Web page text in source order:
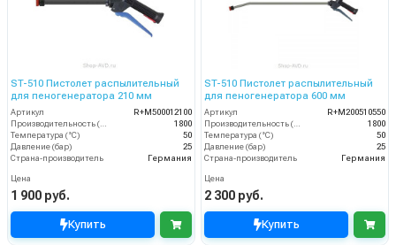
ST-510 Пистолет распылительный
для пеногенератора 210 мм
Артикул
R+M500012100
1800
Температура (°C)
50
Давление (бар)
25
Страна-производитель
Германия
Цена
1 900 руб.
Купить
ST-510 Пистолет распылительный
для пеногенератора 600 мм
Артикул
R+M200510550
1800
Температура (°C)
50
Давление (бар)
25
Страна-производитель
Германия
Цена
2 300 руб.
Купить